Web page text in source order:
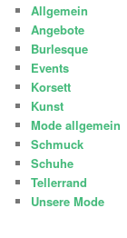
Allgemein
Angebote
Burlesque
Events
Korsett
Kunst
Mode allgemein
Schmuck
Schuhe
Tellerrand
Unsere Mode